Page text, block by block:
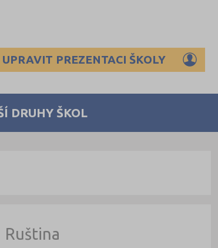
UPRAVIT PREZENTACI ŠKOLY
DRUHY ŠKOL
Ruština